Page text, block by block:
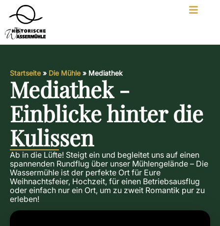
Startseite » Die Mühle » Mediathek
Mediathek -
Einblicke hinter die
Kulissen
Ab in die Lüfte! Steigt ein und begleitet uns auf einen
spannenden Rundflug über unser Mühlengelände – Die
Wassermühle ist der perfekte Ort für Eure
Weihnachtsfeier, Hochzeit, für einen Betriebsausflug
oder einfach nur ein Ort, um zu zweit Romantik pur zu
erleben!